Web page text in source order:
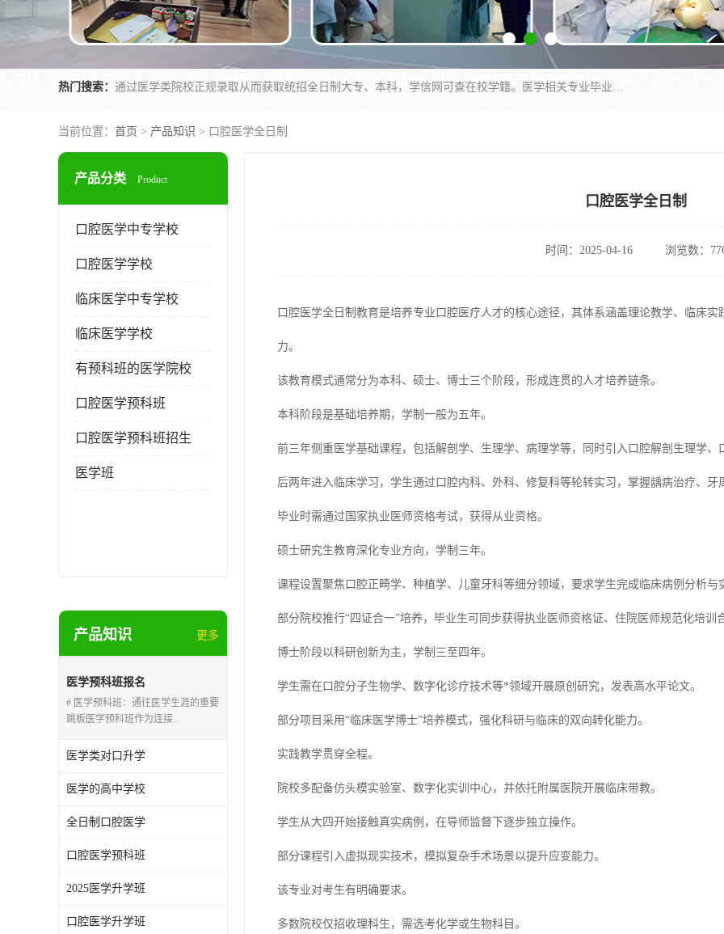
热门搜索： 通过医学类院校正规录取从而获取统招全日制大专、本科，学信网可查在校学籍。医学相关专业毕业后可参加执业助理医师与执业医师证书考试（如口腔医学、临床医学、中医学等专业）.
当前位置： 首页 > 产品知识 > 口腔医学全日制
产品分类 Product
口腔医学中专学校
口腔医学学校
临床医学中专学校
临床医学学校
有预科班的医学院校
口腔医学预科班
口腔医学预科班招生
医学班
产品知识 更多
医学预科班报名
# 医学预科班：通往医学生涯的重要
跳板医学预科班作为连接..
医学类对口升学
医学的高中学校
全日制口腔医学
口腔医学预科班
2025医学升学班
口腔医学升学班
口腔医学全日制
时间：2025-04-16 浏览数：
口腔医学全日制教育是培养专业口腔医疗人才的核心途径，其体系涵盖理论教学、临床
力。
该教育模式通常分为本科、硕士、博士三个阶段，形成连贯的人才培养链条。
本科阶段是基础培养期，学制一般为五年。
前三年侧重医学基础课程，包括解剖学、生理学、病理学等，同时引入口腔解剖生理学、
后两年进入临床学习，学生通过口腔内科、外科、修复科等轮转实习，掌握龋病治疗、
毕业时需通过国家执业医师资格考试，获得从业资格。
硕士研究生教育深化专业方向，学制三年。
课程设置聚焦口腔正畸学、种植学、儿童牙科等细分领域，要求学生完成临床病例分析与
部分院校推行“四证合一”培养，毕业生可同步获得执业医师资格证、住院医师规范化培
博士阶段以科研创新为主，学制三至四年。
学生需在口腔分子生物学、数字化诊疗技术等*领域开展原创研究，发表高水平论文。
部分项目采用“临床医学博士”培养模式，强化科研与临床的双向转化能力。
实践教学贯穿全程。
院校多配备仿头模实验室、数字化实训中心，并依托附属医院开展临床带教。
学生从大四开始接触真实病例，在导师监督下逐步独立操作。
部分课程引入虚拟现实技术，模拟复杂手术场景以提升应变能力。
该专业对考生有明确要求。
多数院校仅招收理科生，需选考化学或生物科目。